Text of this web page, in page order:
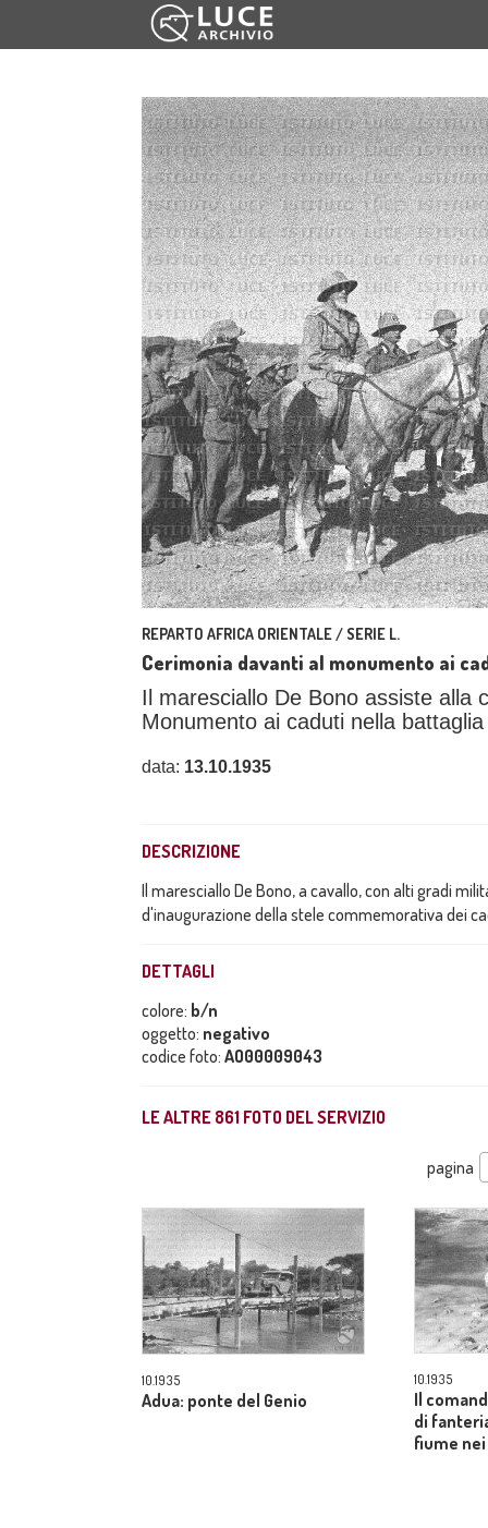
REPARTO AFRICA ORIENTALE / SERIE L.
Cerimonia davanti al monumento ai
Il maresciallo De Bono assiste alla
Monumento ai caduti nella
data: 13.10.1935
DESCRIZIONE
Il maresciallo De Bono, a cavallo, con alti gradi
d'inaugurazione della stele commemorativa dei
DETTAGLI
colore: b/n
oggetto: negativo
codice foto: AO00009043
LE ALTRE 861 FOTO DEL SERVIZIO
pagina
10.1935
Adua: ponte del Genio
10.1935
Il
di
fiume